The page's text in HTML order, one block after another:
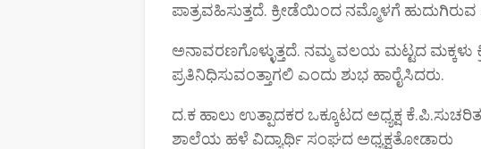
ಪಾತ್ರವಹಿಸುತ್ತದೆ. ಕ್ರೀಡೆಯಿಂದ ನಮ್ಮೊಳಗೆ ಹುದುಗಿರುವ
ಅನಾವರಣಗೊಳ್ಳುತ್ತದೆ. ನಮ್ಮ ವಲಯ ಮಟ್ಟದ ಮಕ್ಕಳು
ಪ್ರತಿನಿಧಿಸುವಂತ್ತಾಗಲಿ ಎಂದು ಶುಭ ಹಾರೈಸಿದರು.
ದ.ಕ ಹಾಲು ಉತ್ಪಾದಕರ ಒಕ್ಕೂಟದ ಅಧ್ಯಕ್ಷ ಕೆ.ಪಿ.ಸುಚರಿತ
ಶಾಲೆಯ ಹಳೆ ವಿದ್ಯಾರ್ಥಿ ಸಂಘದ ಅಧ್ಯಕ್ಷತೋಡಾರು